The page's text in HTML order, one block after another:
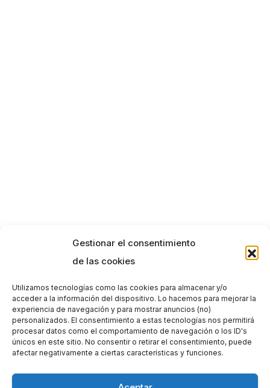
Gestionar el consentimiento
de las cookies
Utilizamos tecnologías como las cookies para almacenar y/o
acceder a la información del dispositivo. Lo hacemos para mejorar la
experiencia de navegación y para mostrar anuncios (no)
personalizados. El consentimiento a estas tecnologías nos permitirá
procesar datos como el comportamiento de navegación o los ID's
únicos en este sitio. No consentir o retirar el consentimiento, puede
afectar negativamente a ciertas características y funciones.